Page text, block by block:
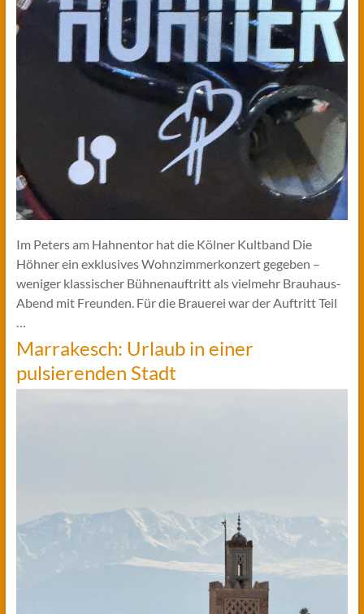
Im Peters am Hahnentor hat die Kölner Kultband Die
Höhner ein exklusives Wohnzimmerkonzert gegeben –
weniger klassischer Bühnenauftritt als vielmehr Brauhaus-
Abend mit Freunden. Für die Brauerei war der Auftritt Teil
…
Marrakesch: Urlaub in einer
pulsierenden Stadt